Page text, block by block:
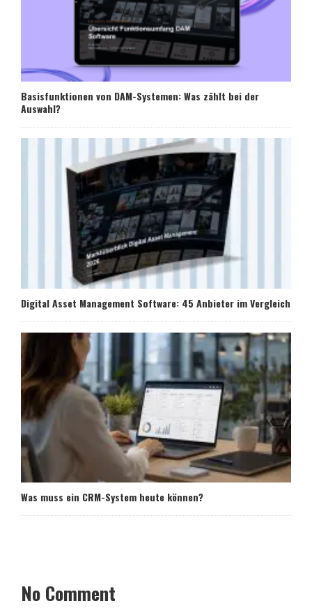
Basisfunktionen von DAM-Systemen: Was zählt bei der
Auswahl?
Digital Asset Management Software: 45 Anbieter im Vergleich
Was muss ein CRM-System heute können?
No Comment